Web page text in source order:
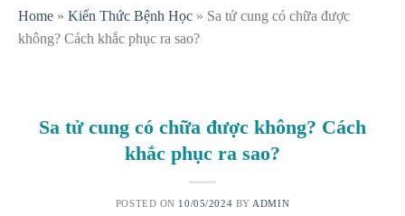
Home » Kiến Thức Bệnh Học » Sa tử cung có chữa được
không? Cách khắc phục ra sao?
Sa tử cung có chữa được không? Cách
khắc phục ra sao?
POSTED ON 10/05/2024 BY ADMIN